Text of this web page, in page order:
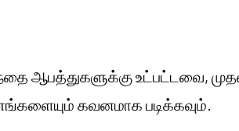
ஆபத்துகளுக்கு உட்பட்டவை,
கவனமாக படிக்கவும்.